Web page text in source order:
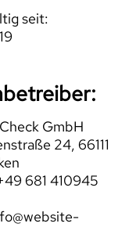
seit:
GmbH
24, 66111
681 410945